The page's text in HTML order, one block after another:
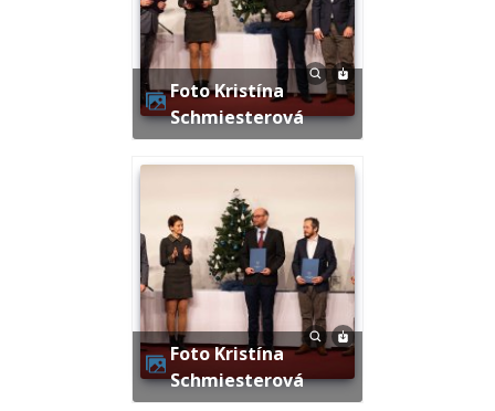
Foto Kristína
Schmiesterová
Foto Kristína
Schmiesterová